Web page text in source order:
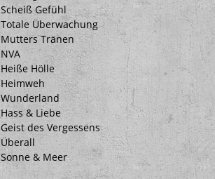
Scheiß Gefühl
Totale Überwachung
Mutters Tränen
NVA
Heiße Hölle
Heimweh
Wunderland
Hass & Liebe
Geist des Vergessens
Überall
Sonne & Meer